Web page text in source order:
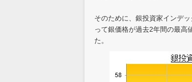
そのために、銀投資家インデ
って銀価格が過去2年間の最高
た。